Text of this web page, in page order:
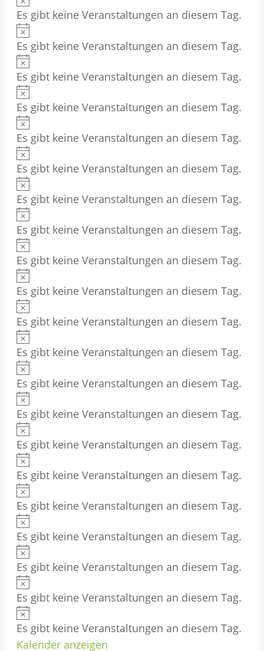
se
i
s
w
e
i
s
i
n
w
e
i
s
Es gibt keine Veranstaltungen an diesem Tag.
H
i
n
w
e
i
s
Es gibt keine Veranstaltungen an diesem Tag.
H
i
n
w
e
i
s
Es gibt keine Veranstaltungen an diesem Tag.
H
i
n
w
e
i
s
Es gibt keine Veranstaltungen an diesem Tag.
H
i
n
w
e
i
s
Es gibt keine Veranstaltungen an diesem Tag.
H
i
n
w
e
i
s
Es gibt keine Veranstaltungen an diesem Tag.
H
i
n
w
e
i
s
Es gibt keine Veranstaltungen an diesem Tag.
H
i
n
w
e
i
s
Es gibt keine Veranstaltungen an diesem Tag.
H
i
n
w
e
i
s
Es gibt keine Veranstaltungen an diesem Tag.
H
i
n
w
e
i
s
Es gibt keine Veranstaltungen an diesem Tag.
H
i
n
w
e
i
s
Es gibt keine Veranstaltungen an diesem Tag.
H
i
n
w
e
i
s
Es gibt keine Veranstaltungen an diesem Tag.
H
i
n
w
e
i
s
Es gibt keine Veranstaltungen an diesem Tag.
H
i
n
w
e
i
s
Es gibt keine Veranstaltungen an diesem Tag.
H
i
n
w
e
i
s
Es gibt keine Veranstaltungen an diesem Tag.
H
i
n
w
e
i
s
Es gibt keine Veranstaltungen an diesem Tag.
H
i
n
w
e
i
s
Es gibt keine Veranstaltungen an diesem Tag.
H
i
n
w
e
i
s
Es gibt keine Veranstaltungen an diesem Tag.
H
i
n
w
e
i
Es gibt keine Veranstaltungen an diesem Tag.
H
i
n
w
Es gibt keine Veranstaltungen an diesem Tag.
H
i
n
Es gibt keine Veranstaltungen an diesem Tag.
Kalender anzeigen